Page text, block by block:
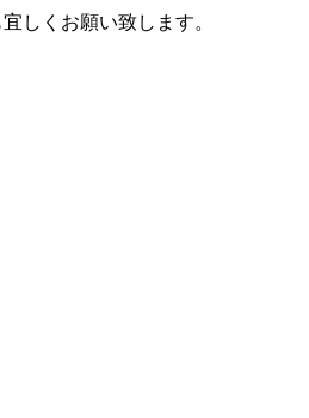
しくお願い致します。